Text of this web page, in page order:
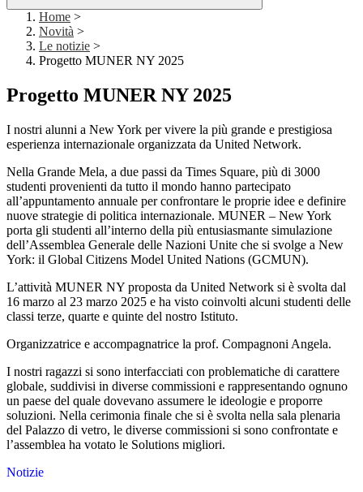
Home >
Novità >
Le notizie >
Progetto MUNER NY 2025
Progetto MUNER NY 2025
I nostri alunni a New York per vivere la più grande e prestigiosa
esperienza internazionale organizzata da United Network.
Nella Grande Mela, a due passi da Times Square, più di 3000
studenti provenienti da tutto il mondo hanno partecipato
all’appuntamento annuale per confrontare le proprie idee e definire
nuove strategie di politica internazionale. MUNER – New York
porta gli studenti all’interno della più entusiasmante simulazione
dell’Assemblea Generale delle Nazioni Unite che si svolge a New
York: il Global Citizens Model United Nations (GCMUN).
L’attività MUNER NY proposta da United Network si è svolta dal
16 marzo al 23 marzo 2025 e ha visto coinvolti alcuni studenti delle
classi terze, quarte e quinte del nostro Istituto.
Organizzatrice e accompagnatrice la prof. Compagnoni Angela.
I nostri ragazzi si sono interfacciati con problematiche di carattere
globale, suddivisi in diverse commissioni e rappresentando ognuno
un paese del quale dovevano assumere le ideologie e proporre
soluzioni. Nella cerimonia finale che si è svolta nella sala plenaria
del Palazzo di vetro, le diverse commissioni si sono confrontate e
l’assemblea ha votato le Solutions migliori.
Notizie